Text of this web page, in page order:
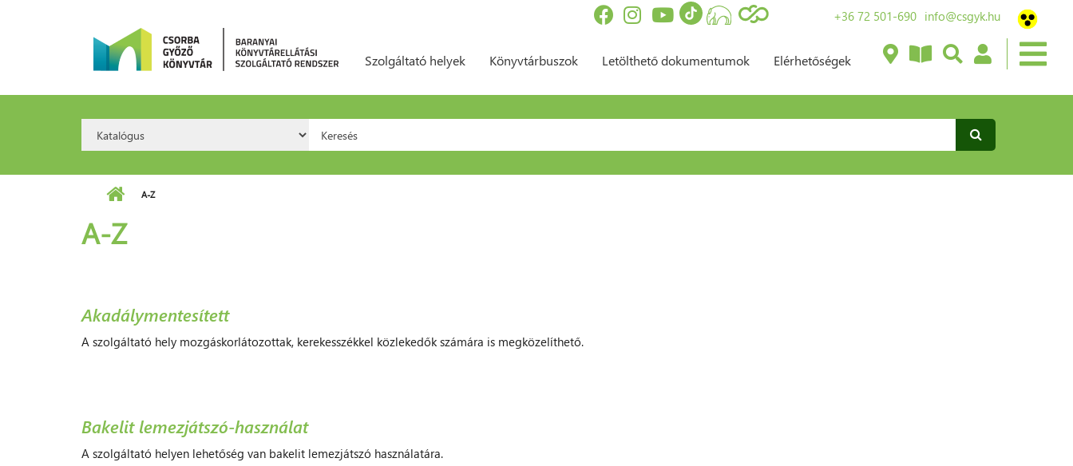
+36 72 501-690 info@csgyk.hu
Szolgáltató helyek Könyvtárbuszok Letölthető dokumentumok Elérhetőségek
Option:
Keresés űrlap
A-Z
A-Z
Akadálymentesített
A szolgáltató hely mozgáskorlátozottak, kerekesszékkel közlekedők számára is megközelíthető.
Bakelit lemezjátszó-használat
A szolgáltató helyen lehetőség van bakelit lemezjátszó használatára.